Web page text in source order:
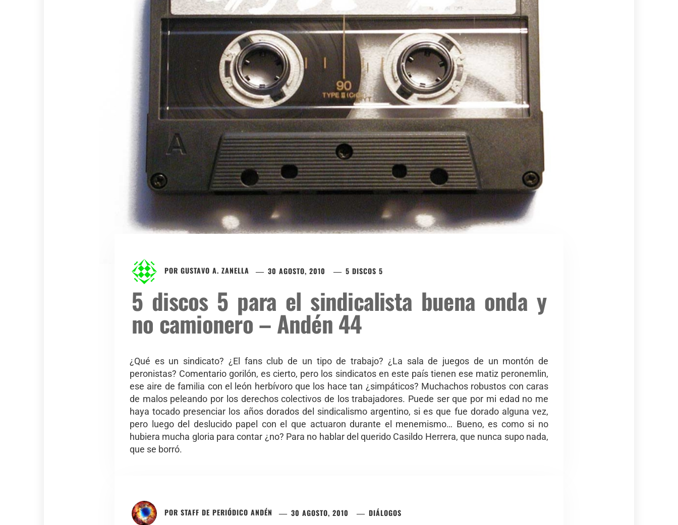
POR GUSTAVO A. ZANELLA 30 AGOSTO, 2010 5 DISCOS 5
5 discos 5 para el sindicalista buena onda y
no camionero – Andén 44
¿Qué es un sindicato? ¿El fans club de un tipo de trabajo? ¿La sala de juegos de un montón de
peronistas? Comentario gorilón, es cierto, pero los sindicatos en este país tienen ese matiz peronemlin,
ese aire de familia con el león herbívoro que los hace tan ¿simpáticos? Muchachos robustos con caras
de malos peleando por los derechos colectivos de los trabajadores. Puede ser que por mi edad no me
haya tocado presenciar los años dorados del sindicalismo argentino, si es que fue dorado alguna vez,
pero luego del deslucido papel con el que actuaron durante el menemismo… Bueno, es como si no
hubiera mucha gloria para contar ¿no? Para no hablar del querido Casildo Herrera, que nunca supo nada,
que se borró.
POR STAFF DE PERIÓDICO ANDÉN 30 AGOSTO, 2010 DIÁLOGOS